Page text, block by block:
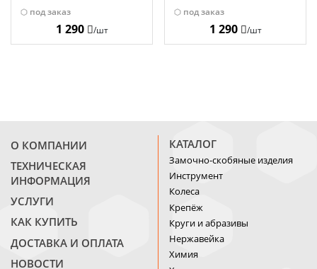
под заказ
1 290 /шт
под заказ
1 290 /шт
О КОМПАНИИ
ТЕХНИЧЕСКАЯ
ИНФОРМАЦИЯ
УСЛУГИ
КАК КУПИТЬ
ДОСТАВКА И ОПЛАТА
НОВОСТИ
КАТАЛОГ
Замочно-скобяные изделия
Инструмент
Колеса
Крепёж
Круги и абразивы
Нержавейка
Химия